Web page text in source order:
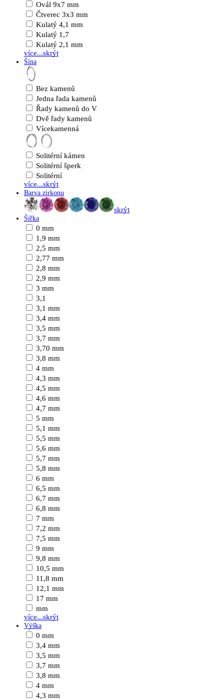
Ovál 9x7 mm
Čtverec 3x3 mm
Kulatý 4,1 mm
Kulatý 1,7
Kulatý 2,1 mm
více...skrýt
Šína
Bez kamenů
Jedna řada kamenů
Řady kamenů do V
Dvě řady kamenů
Vícekamenná
Solitérní kámen
Solitérní šperk
Solitérní
více...skrýt
Barva zirkonu
skrýt
Šířka
0 mm
1,9 mm
2,5 mm
2,77 mm
2,8 mm
2,9 mm
3 mm
3,1
3,1 mm
3,4 mm
3,5 mm
3,7 mm
3,70 mm
3,8 mm
4 mm
4,3 mm
4,5 mm
4,6 mm
4,7 mm
5 mm
5,1 mm
5,5 mm
5,6 mm
5,7 mm
5,8 mm
6 mm
6,5 mm
6,7 mm
6,8 mm
7 mm
7,2 mm
7,5 mm
9 mm
9,8 mm
10,5 mm
11,8 mm
12,1 mm
17 mm
mm
více...skrýt
Výška
0 mm
3,4 mm
3,5 mm
3,7 mm
3,8 mm
4 mm
4,3 mm